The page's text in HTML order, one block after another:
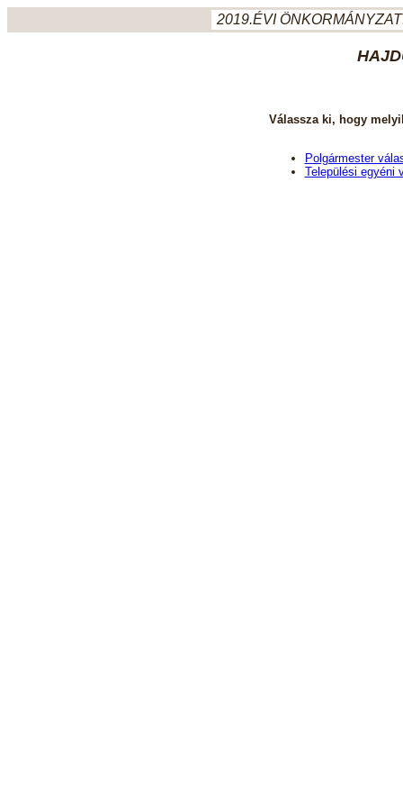
2019.ÉVI
Válassza ki, hogy
Polgármester
Települési egyéni